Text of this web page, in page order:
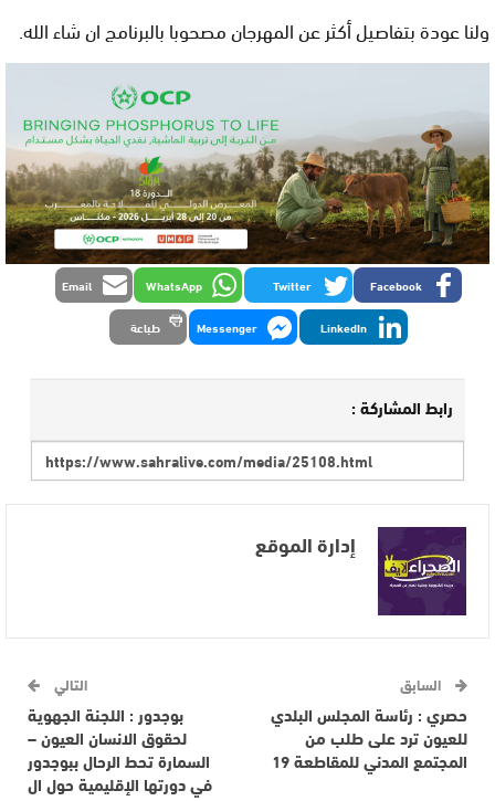
ولنا عودة بتفاصيل أكثر عن المهرجان مصحوبا بالبرنامج ان شاء الله.
Facebook
Twitter
WhatsApp
Email
LinkedIn
Messenger طباعة
رابط المشاركة :
إدارة الموقع
السابق
حصري : رئاسة المجلس البلدي
للعيون ترد على طلب من
المجتمع المدني للمقاطعة 19
التالي
بوجدور : اللجنة الجهوية
لحقوق الانسان العيون –
السمارة تحط الرحال ببوجدور
في دورتها الإقليمية حول ال